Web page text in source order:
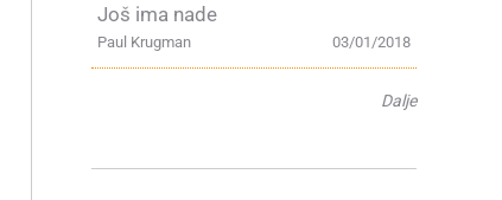
Još ima nade
03/01/2018
Paul Krugman
Dalje